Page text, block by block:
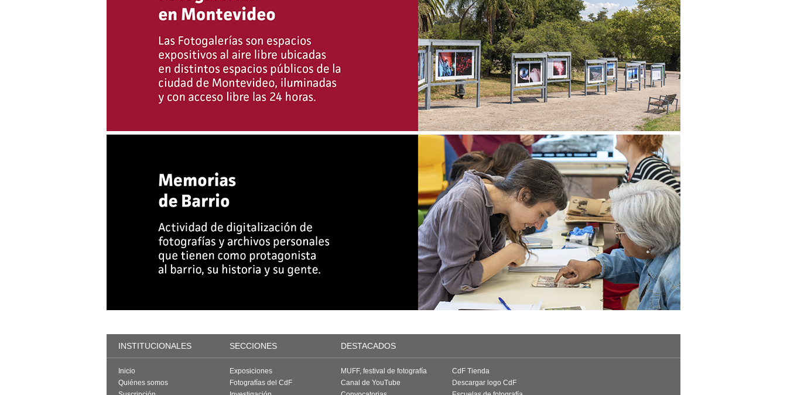
INSTITUCIONALES SECCIONES DESTACADOS
Inicio
Quiénes somos
Exposiciones
Fotografías del CdF
MUFF, festival de fotografía
Canal de YouTube
CdF Tienda
Descargar logo CdF